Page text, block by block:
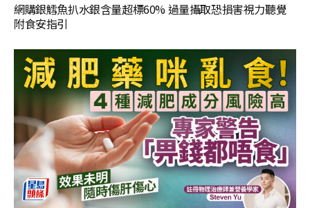
網購銀鱈魚扒水銀含量超標60% 過量攝取恐損害視力聽覺
附食安指引